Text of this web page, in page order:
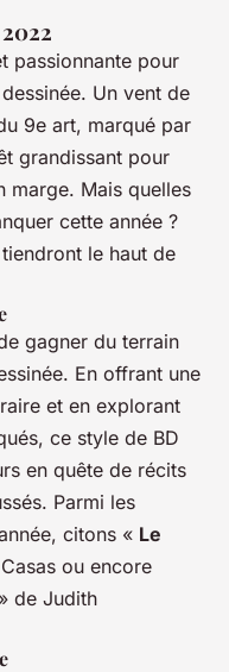
passionnante pour
Un vent de
9e art, marqué par
grandissant pour
marge. Mais quelles
cette année ?
le haut de
gagner du terrain
En offrant une
et en explorant
ce style de BD
en quête de récits
Parmi les
citons « Le
ou encore
» de Judith